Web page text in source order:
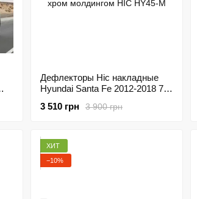
Дефлекторы Hic накладные
Hyundai Santa Fe 2012-2018 7
хром молдингом HIC HY45-M
3 900 грн
3 510 грн
ХИТ
−10%